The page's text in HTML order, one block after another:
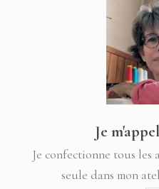
Je
Je confectionne tous les
seule dans mon